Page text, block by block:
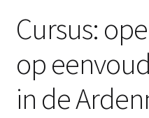
Media
Activiteiten
Info
Cursus:
op
in de